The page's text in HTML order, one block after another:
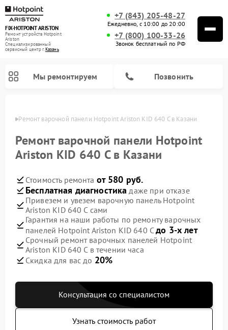
FIX-HOTPOINT ARISTON
Ремонт устройств Hotpoint
Ariston
Специализированный
cервисный центр г.Казань
+7 (843) 205-48-27
Ежедневно, с 10:00 до 20:00
+7 (800) 100-33-26
Звонок бесплатный по РФ
Мы ремонтируем Позвонить
Ремонт варочной панели Hotpoint Ariston KID 640 C в Казани
Ремонт варочной панели Hotpoint
Ariston KID 640 C в Казани
Стоимость ремонта от 580 руб.
Бесплатная диагностика даже при отказе
Привезем и увезем варочную панель Hotpoint
Ariston KID 640 C сами
Гарантия на наши работы по ремонту варочных
панелей Hotpoint Ariston KID 640 Cдо 3-х лет
Срочный ремонт варочных панелей Hotpoint
Ariston KID 640 C в течении часа
Скидка для вас до 20%
Консультация со специалистом
Узнать стоимость работ